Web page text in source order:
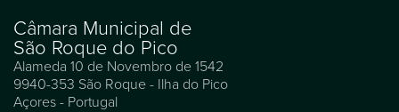
Câmara Municipal de
São Roque do Pico
Alameda 10 de Novembro de 1542
9940-353 São Roque - Ilha do Pico
Açores - Portugal